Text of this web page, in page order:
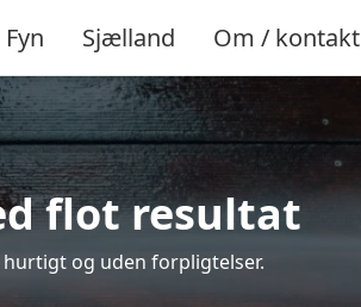
Fyn Sjælland Om / kontakt
flot resultat
og uden forpligtelser.